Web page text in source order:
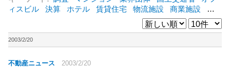
ィスビル
決算 ホテル 賃貸住宅 物流施設 商業施設
海
東急不動産 賃料
ア
野村不動産 ZEH [+]
2003/2/20
不動産ニュース 2003/2/20